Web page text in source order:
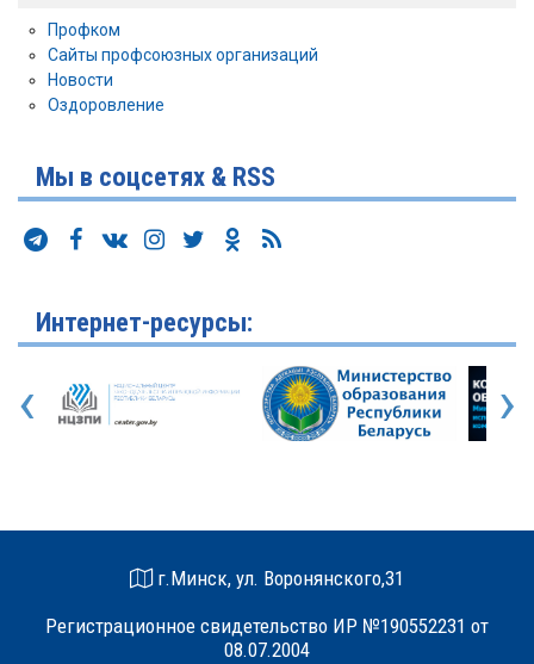
Профком
Сайты профсоюзных организаций
Новости
Оздоровление
Мы в соцсетях & RSS
Интернет-ресурсы:
‹ ›
г.Минск, ул. Воронянского,31
Регистрационное свидетельство ИР №190552231 от
08.07.2004